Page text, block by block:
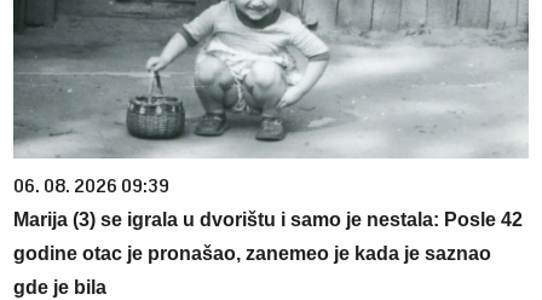
06. 08. 2026 09:39
Marija (3) se igrala u dvorištu i samo je nestala: Posle 42
godine otac je pronašao, zanemeo je kada je saznao
gde je bila